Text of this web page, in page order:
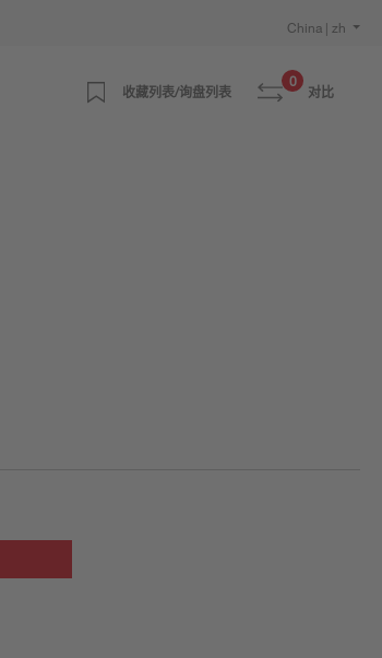
China | zh
收藏列表/询盘列表
0
对比